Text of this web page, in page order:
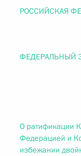
РОССИЙСКАЯ
ФЕДЕРАЛЬНЫЙ
О ратификации
Федерацией и
избежании